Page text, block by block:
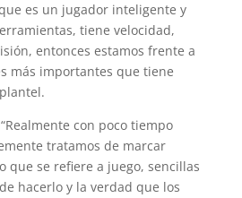
es un jugador inteligente y
tiene velocidad,
entonces estamos frente a
más importantes que tiene
“Realmente con poco tiempo
tratamos de marcar
que se refiere a juego, sencillas
hacerlo y la verdad que los